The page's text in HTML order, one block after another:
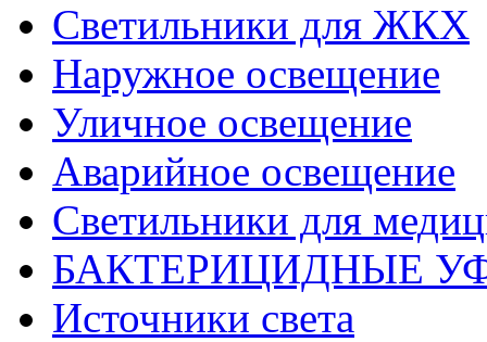
Светильники для ЖКХ
Наружное освещение
Уличное освещение
Аварийное освещение
Светильники для
БАКТЕРИЦИДНЫЕ
Источники света